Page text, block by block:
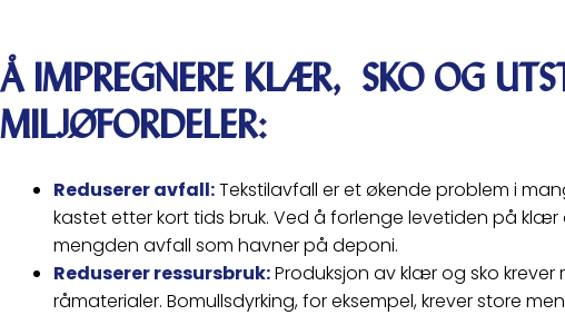
Å IMPREGNERE KLÆR, SKO OG
MILJØFORDELER:
Reduserer avfall:Tekstilavfall er et økende problem i
kastet etter kort tids bruk. Ved å forlenge levetiden på klær
mengden avfall som havner på deponi.
Reduserer ressursbruk:Produksjon av klær og sko krever
råmaterialer. Bomullsdyrking, for eksempel, krever store